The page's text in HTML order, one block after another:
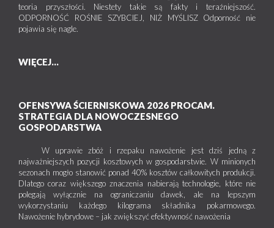
teoria przyszłości. Niestety takie są fakty i teraźniejszość.
ODPORNOŚĆ ROŚNIE SZYBCIEJ, NIŻ MYŚLISZ Odporność nie
pojawia się nagle.
WIĘCEJ...
OFENSYWA ŚCIERNISKOWA 2026 PROCAM.
STRATEGIA DLA NOWOCZESNEGO
GOSPODARSTWA
W uprawie zbóż i rzepaku nawożenie jest dziś jedną z
najważniejszych pozycji kosztowych w gospodarstwie. W minionych
sezonach mogło stanowić ponad 40% kosztów całkowitych produkcji.
Dlatego coraz większego znaczenia nabierają technologie, które nie
polegają wyłącznie na ograniczaniu dawek, ale na lepszym
wykorzystaniu każdego kilograma składnika pokarmowego.
Nawożenie hybrydowe – jak zwiększyć efektywność nawożenia